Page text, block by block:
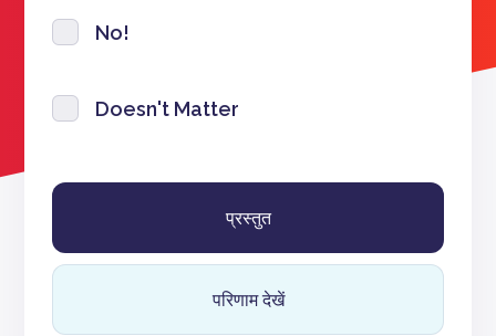
No!
Doesn't Matter
परिणाम देखें